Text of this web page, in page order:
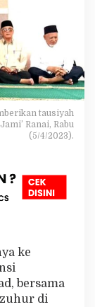
tausiyah
Ranai, Rabu
(5/4/2023).
ke
bersama
di